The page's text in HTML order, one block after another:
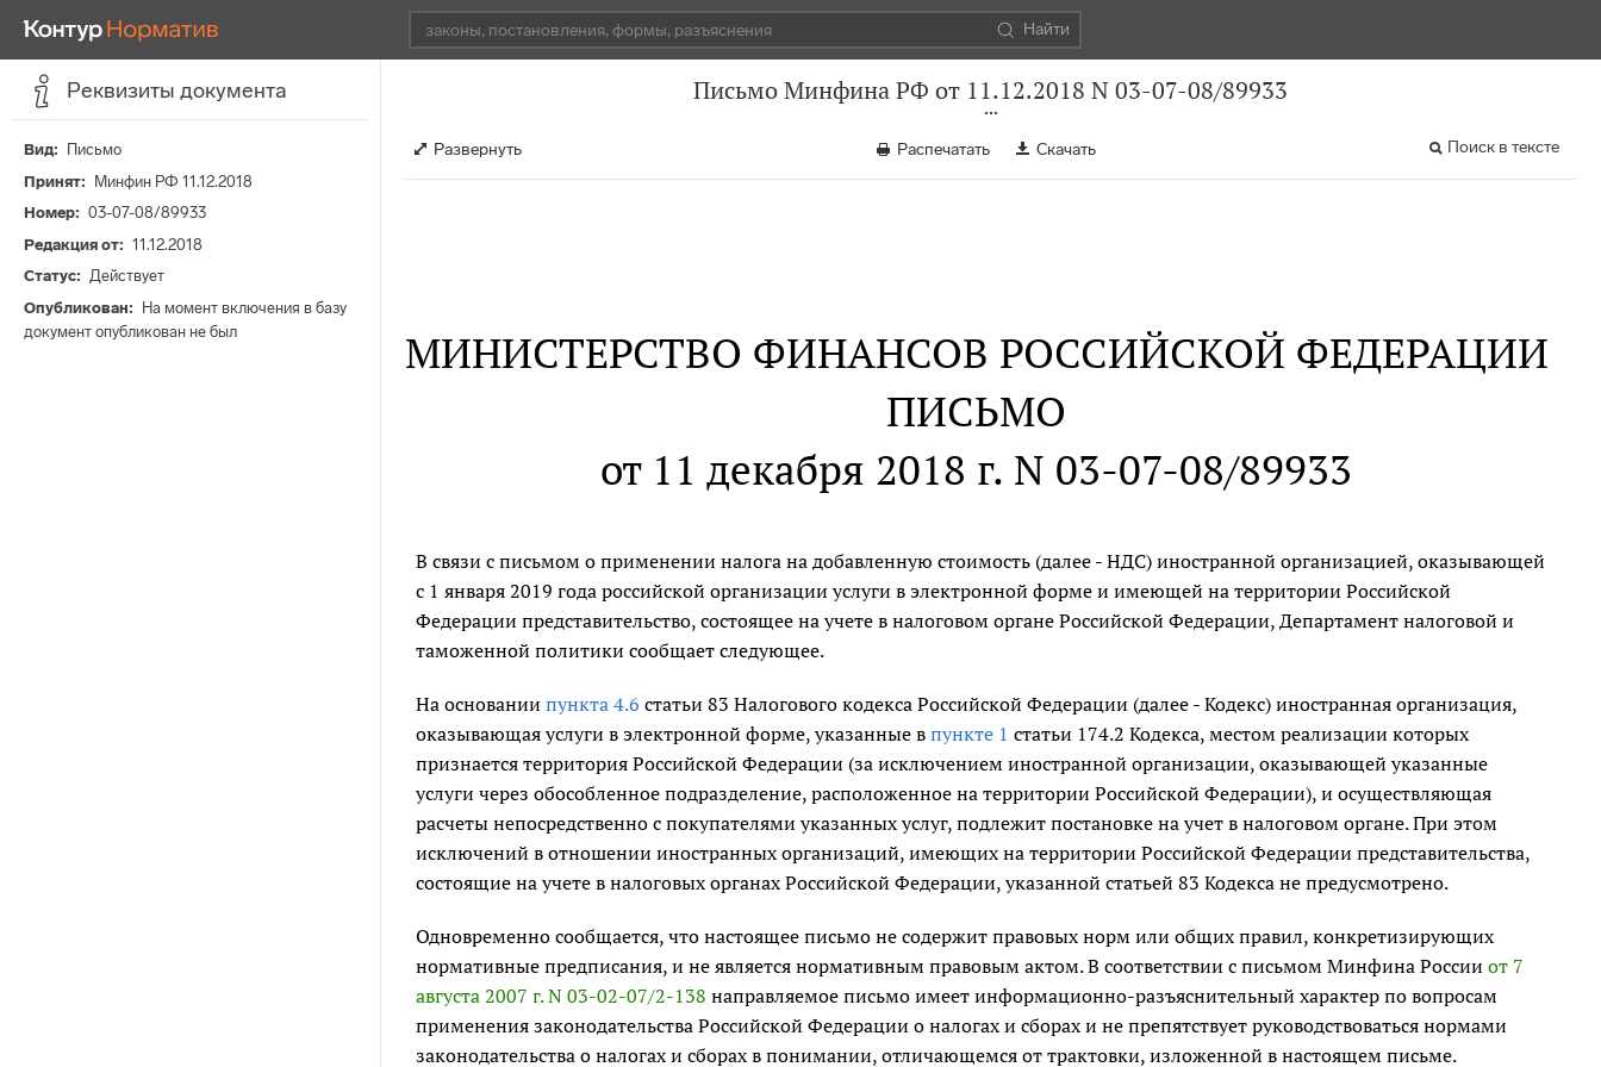
Найти
Реквизиты документа
Вид
Письмо
Принят
Минфин РФ 11.12.2018
Номер
03-07-08/89933
Редакция от
11.12.2018
Статус
Действует
Опубликован
На момент включения в базу
документ опубликован не был
Письмо Минфина РФ от 11.12.2018 N 03-07-08/89933
Развернуть Распечатать Скачать Поиск в тексте
МИНИСТЕРСТВО ФИНАНСОВ РОССИЙСКОЙ ФЕДЕРАЦИИ
ПИСЬМО
от 11 декабря 2018 г. N 03-07-08/89933
В связи с письмом о применении налога на добавленную стоимость (далее - НДС) иностранной организацией, оказывающей
с 1 января 2019 года российской организации услуги в электронной форме и имеющей на территории Российской
Федерации представительство, состоящее на учете в налоговом органе Российской Федерации, Департамент налоговой и
таможенной политики сообщает следующее.
На основании пункта 4.6 статьи 83 Налогового кодекса Российской Федерации (далее - Кодекс) иностранная организация,
оказывающая услуги в электронной форме, указанные в пункте 1 статьи 174.2 Кодекса, местом реализации которых
признается территория Российской Федерации (за исключением иностранной организации, оказывающей указанные
услуги через обособленное подразделение, расположенное на территории Российской Федерации), и осуществляющая
расчеты непосредственно с покупателями указанных услуг, подлежит постановке на учет в налоговом органе. При этом
исключений в отношении иностранных организаций, имеющих на территории Российской Федерации представительства,
состоящие на учете в налоговых органах Российской Федерации, указанной статьей 83 Кодекса не предусмотрено.
Одновременно сообщается, что настоящее письмо не содержит правовых норм или общих правил, конкретизирующих
нормативные предписания, и не является нормативным правовым актом. В соответствии с письмом Минфина России от 7
августа 2007 г. N 03-02-07/2-138 направляемое письмо имеет информационно-разъяснительный характер по вопросам
применения законодательства Российской Федерации о налогах и сборах и не препятствует руководствоваться нормами
законодательства о налогах и сборах в понимании, отличающемся от трактовки, изложенной в настоящем письме.